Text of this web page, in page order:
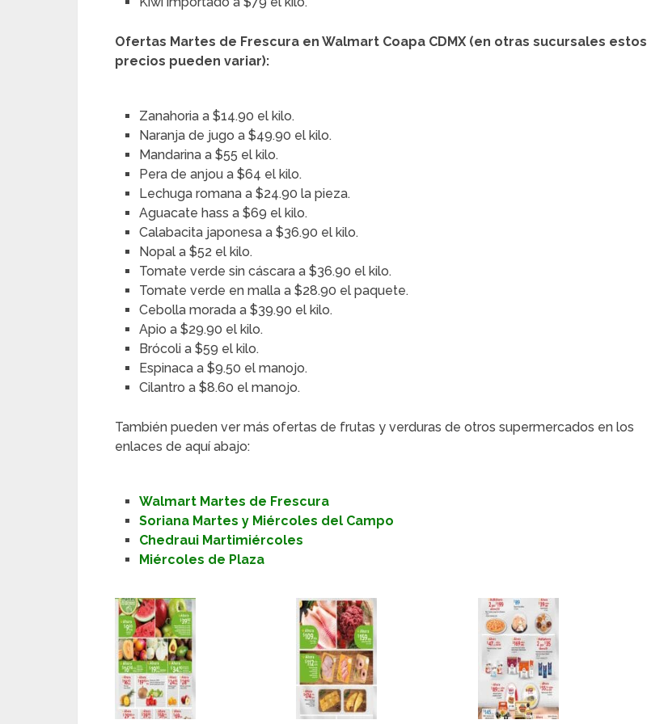
Ofertas Martes de Frescura en Walmart Coapa CDMX (en otras sucursales estos
precios pueden variar):
Zanahoria a $14.90 el kilo.
Naranja de jugo a $49.90 el kilo.
Mandarina a $55 el kilo.
Pera de anjou a $64 el kilo.
Lechuga romana a $24.90 la pieza.
Aguacate hass a $69 el kilo.
Calabacita japonesa a $36.90 el kilo.
Nopal a $52 el kilo.
Tomate verde sin cáscara a $36.90 el kilo.
Tomate verde en malla a $28.90 el paquete.
Cebolla morada a $39.90 el kilo.
Apio a $29.90 el kilo.
Brócoli a $59 el kilo.
Espinaca a $9.50 el manojo.
Cilantro a $8.60 el manojo.
También pueden ver más ofertas de frutas y verduras de otros supermercados en los
enlaces de aquí abajo:
Walmart Martes de Frescura
Soriana Martes y Miércoles del Campo
Chedraui Martimiércoles
Miércoles de Plaza